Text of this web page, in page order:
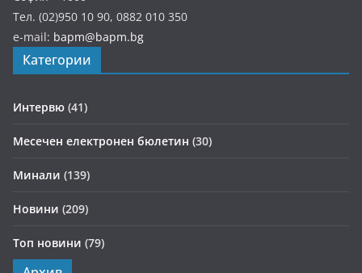
Тел. (02)950 10 90, 0882 010 350
e-mail: bapm@bapm.bg
Категории
Интервю (41)
Месечен електронен бюлетин (30)
Минали (139)
Новини (209)
Топ новини (79)